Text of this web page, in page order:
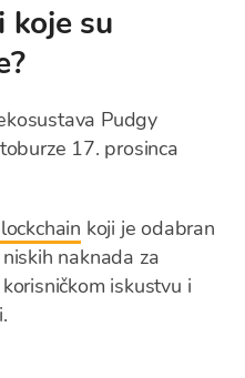
koje su
Pudgy
17. prosinca
koji je odabran
naknada za
iskustvu i